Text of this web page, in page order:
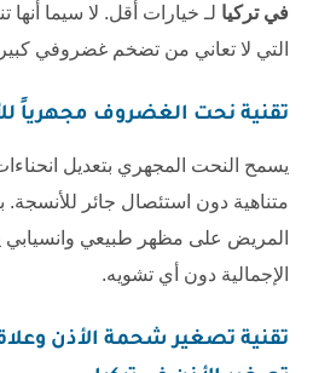
في تركيا لـ خيارات أقل. لا سيما
التي لا تعاني من تضخم غضروفي
تقنية نحت الغضروف مجهرياً
يسمح النحت المجهري بتعديل
متناهية دون استئصال جائر
المريض على مظهر طبيعي وانسيابي
الإجمالية دون أي تشويه.
تقنية تصغير شحمة الأذن